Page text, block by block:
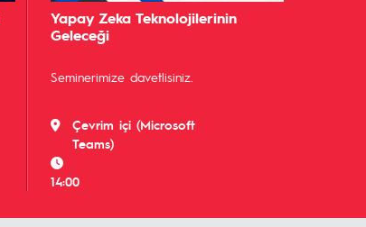
Yapay Zeka Teknolojilerinin
Geleceği
Seminerimize davetlisiniz.
Çevrim içi (Microsoft
Teams)
14:00